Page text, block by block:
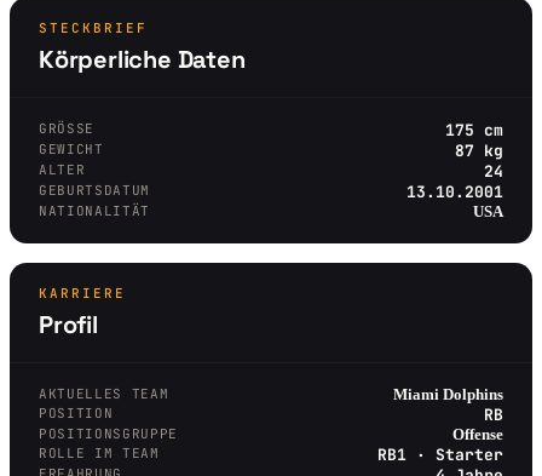
STECKBRIEF
Körperliche Daten
GRÖSSE 175 cm
GEWICHT 87 kg
ALTER 24
GEBURTSDATUM 13.10.2001
NATIONALITÄT USA
KARRIERE
Profil
AKTUELLES TEAM Miami Dolphins
POSITION RB
POSITIONSGRUPPE Offense
ROLLE IM TEAM RB1 · Starter